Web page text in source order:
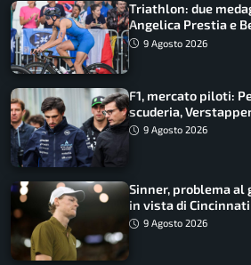
Triathlon: due
Angelica Prestia e
podio
9 Agosto 2026
F1, mercato piloti:
scuderia,
9 Agosto 2026
Sinner, problema
in vista di Cincinnati
9 Agosto 2026